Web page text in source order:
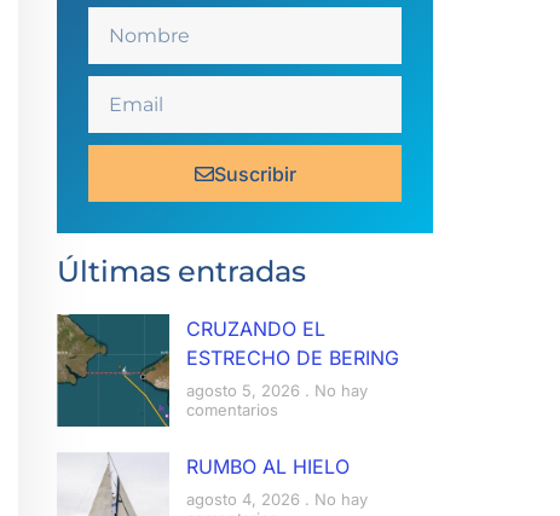
Suscribir
Últimas entradas
CRUZANDO EL
ESTRECHO DE BERING
agosto 5, 2026
No hay
comentarios
RUMBO AL HIELO
agosto 4, 2026
No hay